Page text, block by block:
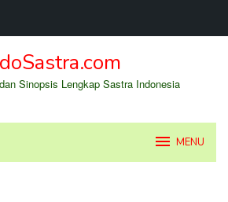
Sinopsis Lengkap Sastra Indonesia
MENU